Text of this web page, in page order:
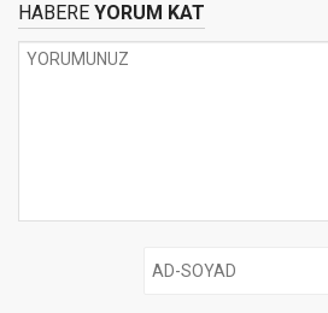
HABERE YORUM KAT